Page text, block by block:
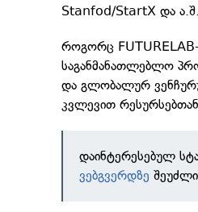
Stanfod/StartX და ა.შ.
როგორც FUTURELAB-
საგანმანათლებლო
და გლობალურ
კვლევით რესურსებთან.
დაინტერესებულ
ვებგვერდზე